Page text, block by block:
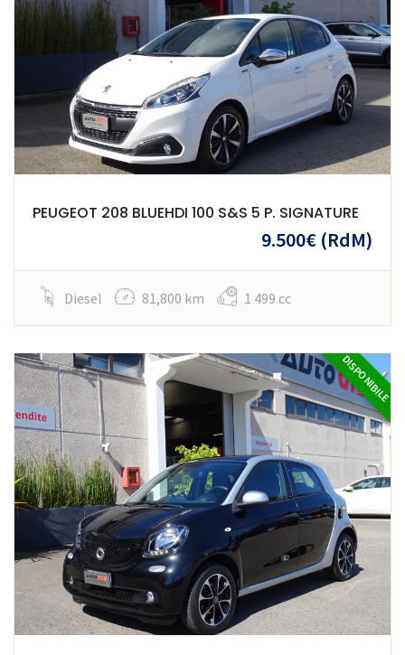
PEUGEOT 208 BLUEHDI 100 S&S 5 P. SIGNATURE
9.500€ (RdM)
Diesel 81,800 km 1 499 cc
DISPONIBILE